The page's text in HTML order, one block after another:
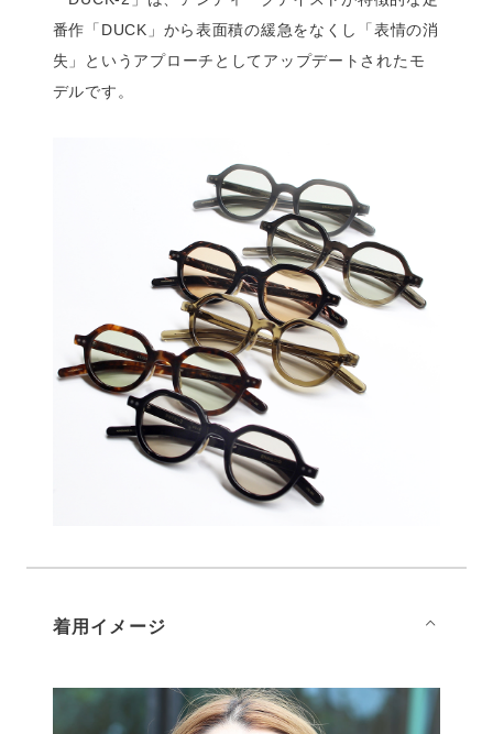
番作「DUCK」から表面積の緩急をなくし「表情の消
失」というアプローチとしてアップデートされたモ
デルです。
着用イメージ ⌵